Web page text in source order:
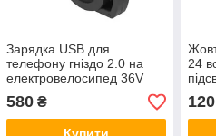
Зарядка USB для
телефону гніздо 2.0 на
електровелосипед 36V
48V 60V 72V кріплення на
кермо
580₴
24
120